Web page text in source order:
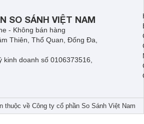
SO SÁNH VIỆT NAM
- Không bán hàng
Thiên, Thổ Quan, Đống Đa,
doanh số 0106373516,
thuộc về Công ty cổ phần So Sánh Việt Nam